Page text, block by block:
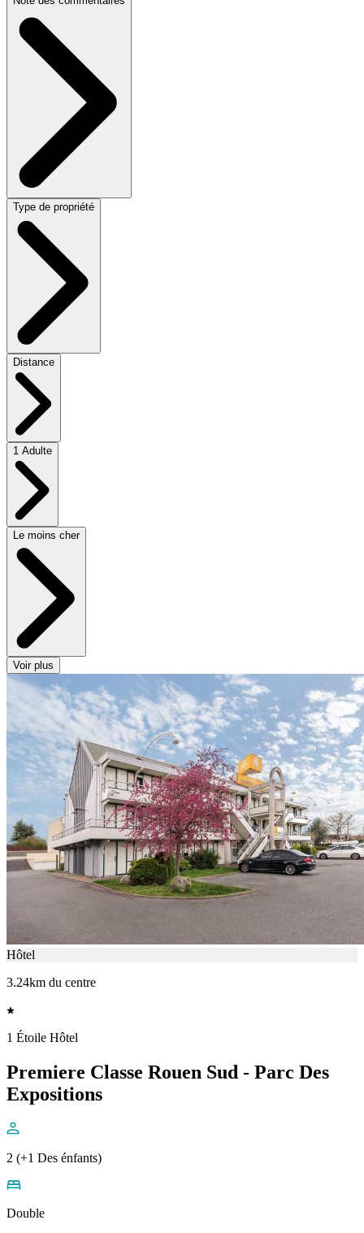
Type de propriété
Distance
1 Adulte
Le moins cher
Voir plus
Hôtel
3.24km du centre
1 Étoile Hôtel
Premiere Classe Rouen Sud - Parc Des
Expositions
2 (+1 Des énfants)
Double